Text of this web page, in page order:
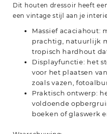
Dit houten dressoir heeft
een vintage stijl aan je
Massief acaciahout:
prachtig, natuurlijk
tropisch hardhout
Displayfunctie: het
voor het plaatsen
zoals vazen,
Praktisch ontwerp:
voldoende
boeken of glaswerk